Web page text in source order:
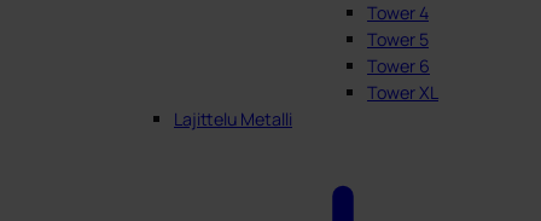
Tower 4
Tower 5
Tower 6
Tower XL
Lajittelu Metalli